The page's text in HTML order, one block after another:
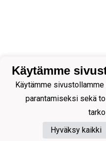
Käytämme
Käytämme
parantamiseksi sekä
Hyväksy kaikki